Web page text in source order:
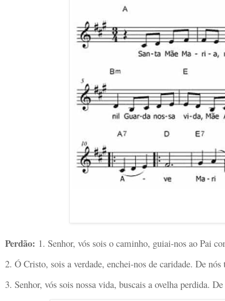
Perdão: 1. Senhor, vós sois o caminho, guiai-nos ao Pai
2. Ó Cristo, sois a verdade, enchei-nos de caridade. De
3. Senhor, vós sois nossa vida, buscais a ovelha perdida.